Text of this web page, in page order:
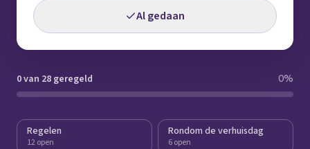
Al gedaan
0 van 28 geregeld 0%
Regelen
12 open
Rondom de verhuisdag
6 open